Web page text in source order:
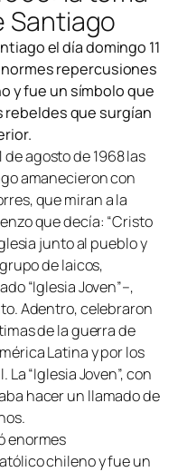
Santiago
el día domingo 11
repercusiones
y fue un símbolo que
que surgían
agosto de 1968 las
amanecieron con
que miran a la
que decía: “Cristo
junto al pueblo y
de laicos,
“Iglesia Joven”–,
Adentro, celebraron
de la guerra de
Latina y por los
“Iglesia Joven”, con
hacer un llamado de
enormes
chileno y fue un